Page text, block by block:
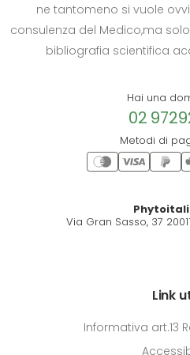
ne tantomeno si vuole
consulenza del Medico,ma
bibliografia scientifica
Hai una
02
Metodi di
Via Gran Sasso, 37
Link
Informativa art.13